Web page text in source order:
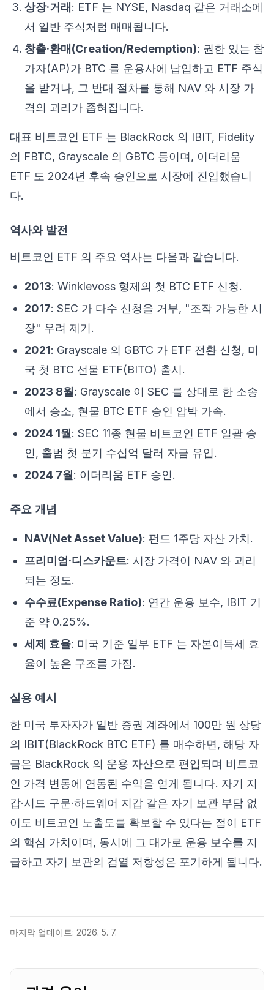
상장·거래 : ETF 는 NYSE, Nasdaq 같은 거래소에
서 일반 주식처럼 매매됩니다.
창출·환매(Creation/Redemption): 권한 있는 참
가자(AP)가 BTC 를 운용사에 납입하고 ETF 주식
을 받거나, 그 반대 절차를 통해 NAV 와 시장 가
격의 괴리가 좁혀집니다.
대표 비트코인 ETF 는 BlackRock 의 IBIT, Fidelity
의 FBTC, Grayscale 의 GBTC 등이며, 이더리움
ETF 도 2024년 후속 승인으로 시장에 진입했습니
다.
역사와 발전
비트코인 ETF 의 주요 역사는 다음과 같습니다.
2013: Winklevoss 형제의 첫 BTC ETF 신청.
2017: SEC 가 다수 신청을 거부, "조작 가능한 시
장" 우려 제기.
2021: Grayscale 의 GBTC 가 ETF 전환 신청, 미
국 첫 BTC 선물 ETF(BITO) 출시.
2023 8월 : Grayscale 이 SEC 를 상대로 한 소송
에서 승소, 현물 BTC ETF 승인 압박 가속.
2024 1월 : SEC 11종 현물 비트코인 ETF 일괄 승
인, 출범 첫 분기 수십억 달러 자금 유입.
2024 7월 : 이더리움 ETF 승인.
주요 개념
NAV(Net Asset Value): 펀드 1주당 자산 가치.
프리미엄·디스카운트: 시장 가격이 NAV 와 괴리
되는 정도.
수수료(Expense Ratio): 연간 운용 보수, IBIT 기
준 약 0.25%.
세제 효율: 미국 기준 일부 ETF 는 자본이득세 효
율이 높은 구조를 가짐.
실용 예시
한 미국 투자자가 일반 증권 계좌에서 100만 원 상당
의 IBIT(BlackRock BTC ETF) 를 매수하면, 해당 자
금은 BlackRock 의 운용 자산으로 편입되며 비트코
인 가격 변동에 연동된 수익을 얻게 됩니다. 자기 지
갑·시드 구문·하드웨어 지갑 같은 자기 보관 부담 없
이도 비트코인 노출도를 확보할 수 있다는 점이 ETF
의 핵심 가치이며, 동시에 그 대가로 운용 보수를 지
급하고 자기 보관의 검열 저항성은 포기하게 됩니다.
마지막 업데이트: 2026. 5. 7.